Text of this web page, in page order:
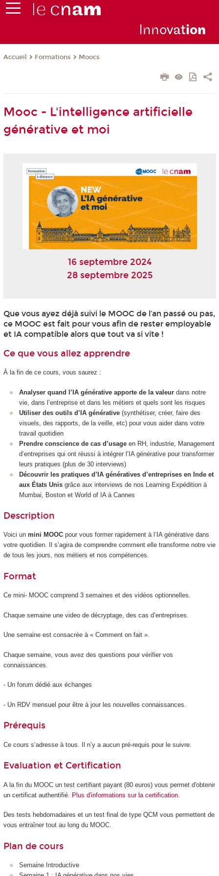
Innovation
Accueil Formations Moocs
Mooc - L'intelligence artificielle
générative et moi
16 septembre 2024
28 septembre 2025
Que vous ayez déjà suivi le MOOC de l’an passé ou pas,
ce MOOC est fait pour vous afin de rester employable
et IA compatible alors que tout va si vite !
Ce que vous allez apprendre
À la fin de ce cours, vous saurez :
Analyser quand l’IA générative apporte de la valeur dans notre
vie, dans l’entreprise et dans les métiers et quels sont les risques
Utiliser des outils d’IA générative (synthétiser, créer, faire des
visuels, des rapports, de la veille, etc) pour vous aider dans votre
travail quotidien
Prendre conscience de cas d’usage en RH, industrie, Management
d’entreprises qui ont réussi à intégrer l’IA générative pour transformer
leurs pratiques (plus de 30 interviews)
Découvrir les pratiques d’IA génératives d’entreprises en Inde et
aux États Unis grâce aux interviews de nos Learning Expédition à
Mumbai, Boston et World of IA à Cannes
Description
Voici un mini MOOCpour vous former rapidement à l’IA générative dans
votre quotidien. Il s’agira de comprendre comment elle transforme notre vie
de tous les jours, nos métiers et nos compétences.
Format
Ce mini- MOOCcomprend 3 semaines et des vidéos optionnelles.
Chaque semaine une video de décryptage, des cas d’entreprises.
Une semaine est consacrée à « Comment on fait ».
Chaque semaine, vous avez des questions pour vérifier vos
connaissances.
- Un forum dédié aux échanges
- Un RDV mensuel pour être à jour les nouvelles connaissances.
Prérequis
Ce cours s’adresse à tous. Il n’y a aucun pré-requis pour le suivre.
Evaluation et Certification
A la fin du MOOCun test certifiant payant (80 euros) vous permet d'obtenir
un certificat authentifié. Plus d'informations sur la certification.
Des tests hebdomadaires et un test final de type QCM vous permettent de
vous entraîner tout au long du MOOC.
Plan de cours
Semaine Introductive